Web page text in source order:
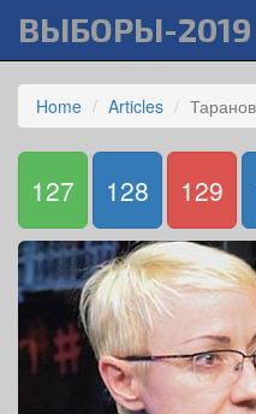
ВЫБОРЫ-2019
Home Articles
127 128 129